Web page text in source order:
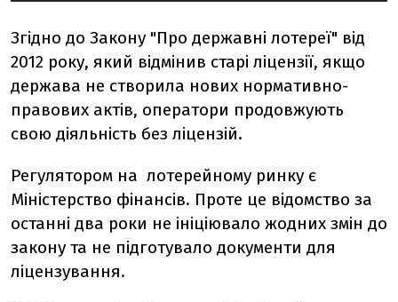
Згідно до Закону "Про державні лотереї" від
2012 року, який відмінив старі ліцензії, якщо
держава не створила нових нормативно-
правових актів, оператори продовжують
свою діяльність без ліцензій.
Регулятором на лотерейному ринку є
Міністерство фінансів. Проте це відомство за
останні два роки не ініціювало жодних змін до
закону та не підготувало документи для
ліцензування.